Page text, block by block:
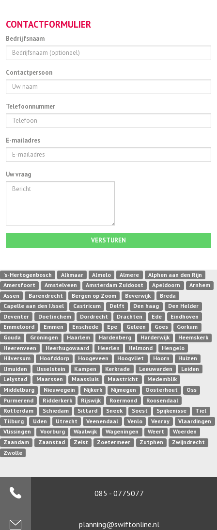
CONTACTFORMULIER
Bedrijfsnaam
Contactpersoon
Telefoonnummer
E-mailadres
Uw vraag
VERSTUREN
's-Hertogenbosch Alkmaar Almelo Almere
Alphen aan den Rijn
Amersfoort
Amstelveen Amsterdam Zuidoost Apeldoorn
Arnhem
Assen
Barendrecht Bergen op Zoom Beverwijk
Breda
Capelle aan den IJssel
Castricum Delft Den haag
Den Helder
Deventer
Doetinchem Dordrecht Drachten Ede
Eindhoven
Emmeloord
Emmen Enschede Epe Geleen Goes
Gorkum
Gouda
Groningen Haarlem Hardenberg Harderwijk
Heemskerk
Heerenveen
Heerhugowaard Heerlen Helmond
Hengelo
Hilversum
Hoofddorp Hoogeveen Hoogvliet Hoorn
Huizen
IJmuiden
IJsselstein Kampen Kerkrade Leeuwarden
Leiden
Lelystad
Maarssen Maassluis Maastricht
Medemblik
Middelburg
Nieuwegein Nijkerk Nijmegen Oosterhout
Oss
Purmerend
Ridderkerk Rijswijk Roermond
Roosendaal
Rotterdam
Schiedam Sittard Sneek Soest Spijkenisse
Tiel
Tilburg
Uden Utrecht Veenendaal Venlo Venray
Vlaardingen
Vlissingen
Voorburg Waalwijk Wageningen Weert
Woerden
Zaandam
Zaanstad Zeist Zoetermeer Zutphen
Zwijndrecht
Zwolle
085 - 0775077
planning@swiftonline.nl